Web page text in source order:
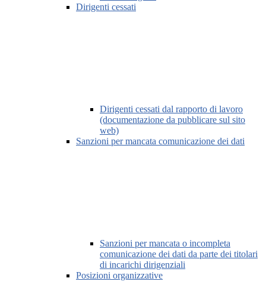
Dirigenti cessati
Dirigenti cessati dal rapporto di lavoro
(documentazione da pubblicare sul sito
web)
Sanzioni per mancata comunicazione dei dati
Sanzioni per mancata o incompleta
comunicazione dei dati da parte dei titolari
di incarichi dirigenziali
Posizioni organizzative